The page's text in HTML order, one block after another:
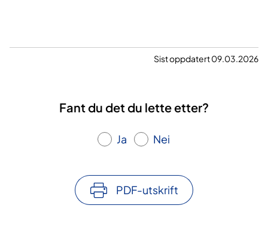
Sist oppdatert 09.03.2026
Fant du det du lette etter?
Ja Nei
PDF-utskrift